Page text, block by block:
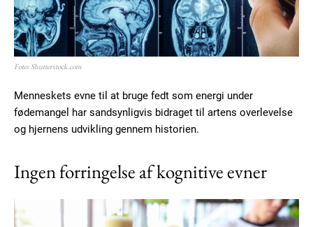
Foto: Shutterstock.com
Menneskets evne til at bruge fedt som energi under
fødemangel har sandsynligvis bidraget til artens overlevelse
og hjernens udvikling gennem historien.
Ingen forringelse af kognitive evner